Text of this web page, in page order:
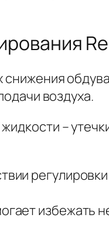
воздуха.
–
избежать